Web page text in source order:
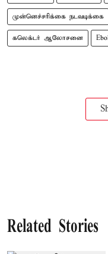
முன்னெச்சரிக்கை நடவடிக்கை
கலெக்டர் ஆலோசனை
Related Stories